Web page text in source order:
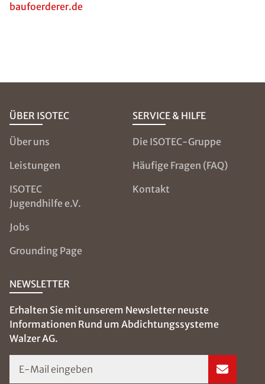
baufoerderer.de
ÜBER ISOTEC
Über uns
Leistungen
ISOTEC
Jugendhilfe e.V.
Jobs
Grounding Page
SERVICE & HILFE
Die ISOTEC-Gruppe
Häufige Fragen (FAQ)
Kontakt
NEWSLETTER
Erhalten Sie mit unserem Newsletter neuste
Informationen Rund um Abdichtungssysteme
Walzer AG.
E-Mail eingeben